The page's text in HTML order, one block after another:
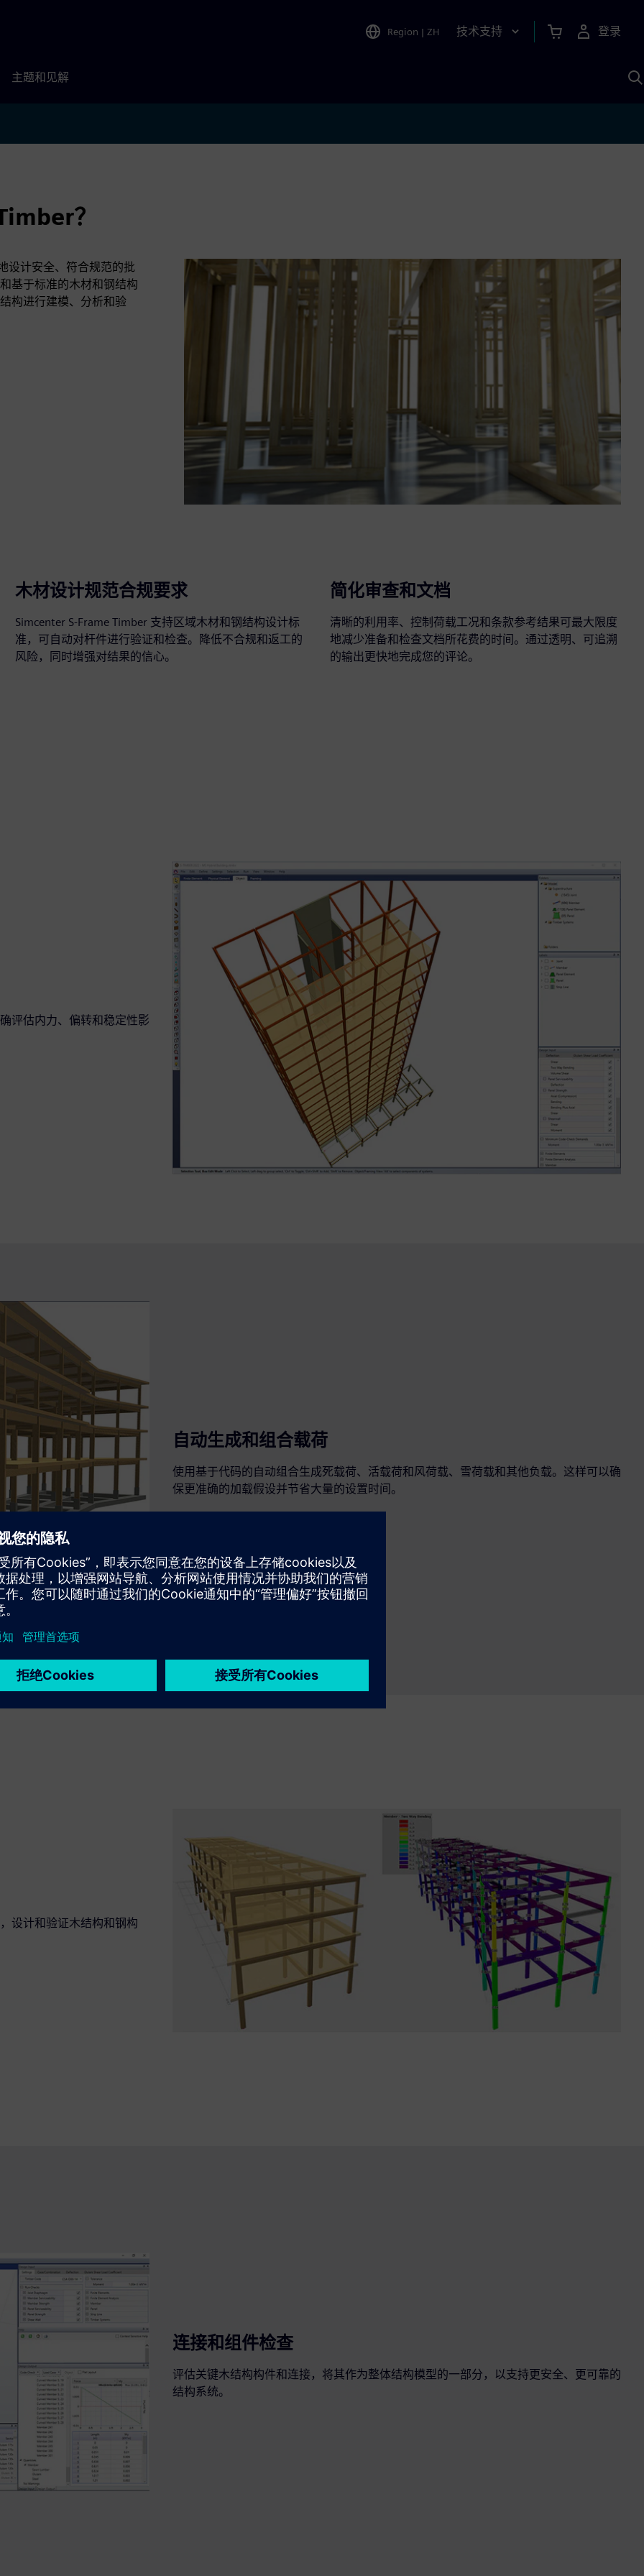
Region | ZH 技术支持 登录
主题和见解
？
设计安全、符合规范的批
基于标准的木材和钢结构
构进行建模、分析和验
木材设计规范合规要求
Simcenter S-Frame Timber 支持区域木材和钢结构设计标
准，可自动对杆件进行验证和检查。降低不合规和返工的
风险，同时增强对结果的信心。
简化审查和文档
清晰的利用率、控制荷载工况和条款参考结果可最大限度
地减少准备和检查文档所花费的时间。通过透明、可追溯
的输出更快地完成您的评论。
评估内力、偏转和稳定性影
自动生成和组合载荷
使用基于代码的自动组合生成死载荷、活载荷和风荷载、雪荷载和其他负载。这样可以确
保更准确的加载假设并节省大量的设置时间。
设计和验证木结构和钢构
连接和组件检查
评估关键木结构构件和连接，将其作为整体结构模型的一部分，以支持更安全、更可靠的
结构系统。